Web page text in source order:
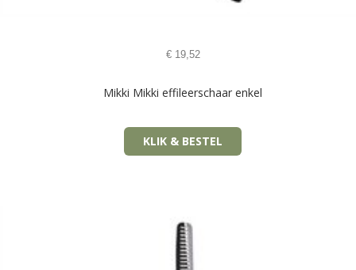
€19,52
Mikki Mikki effileerschaar enkel
KLIK & BESTEL